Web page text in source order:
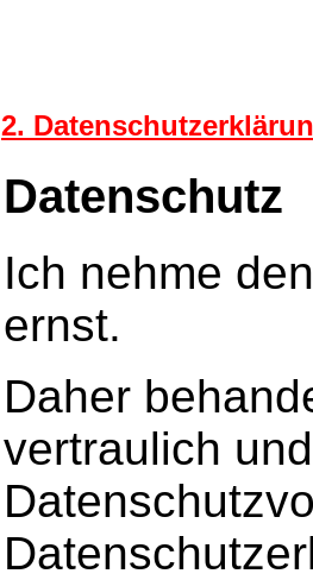
2.
Datenschutz
Ich nehme
ernst.
Daher
vertraulich